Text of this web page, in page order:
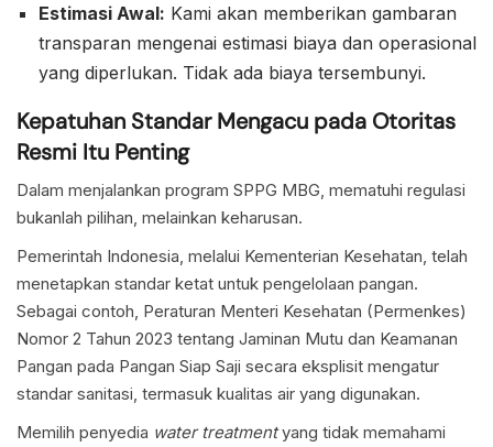
Estimasi Awal: Kami akan memberikan gambaran
transparan mengenai estimasi biaya dan operasional
yang diperlukan. Tidak ada biaya tersembunyi.
Kepatuhan Standar Mengacu pada Otoritas
Resmi Itu Penting
Dalam menjalankan program SPPG MBG, mematuhi regulasi
bukanlah pilihan, melainkan keharusan.
Pemerintah Indonesia, melalui Kementerian Kesehatan, telah
menetapkan standar ketat untuk pengelolaan pangan.
Sebagai contoh, Peraturan Menteri Kesehatan (Permenkes)
Nomor 2 Tahun 2023 tentang Jaminan Mutu dan Keamanan
Pangan pada Pangan Siap Saji secara eksplisit mengatur
standar sanitasi, termasuk kualitas air yang digunakan.
Memilih penyedia water treatmentyang tidak memahami